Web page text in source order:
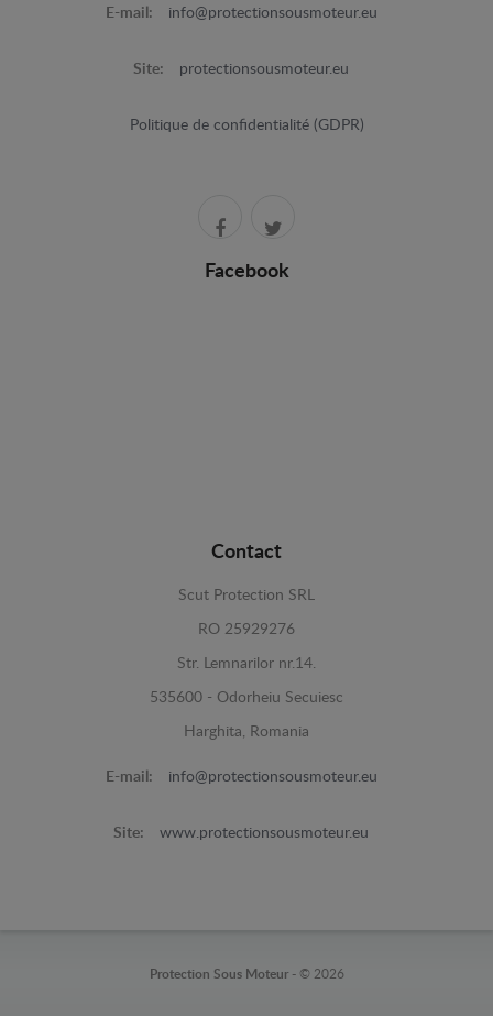
E-mail: info@protectionsousmoteur.eu
Site: protectionsousmoteur.eu
Politique de confidentialité (GDPR)
Facebook
Contact
Scut Protection SRL
RO 25929276
Str. Lemnarilor nr.14.
535600 - Odorheiu Secuiesc
Harghita, Romania
E-mail: info@protectionsousmoteur.eu
Site: www.protectionsousmoteur.eu
Protection Sous Moteur - © 2026